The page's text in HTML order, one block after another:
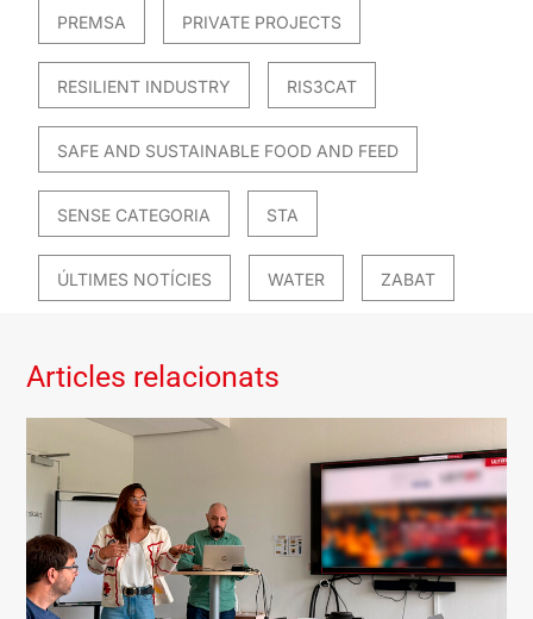
PREMSA PRIVATE PROJECTS
RESILIENT INDUSTRY RIS3CAT
SAFE AND SUSTAINABLE FOOD AND FEED
SENSE CATEGORIA STA
ÚLTIMES NOTÍCIES WATER ZABAT
Articles relacionats